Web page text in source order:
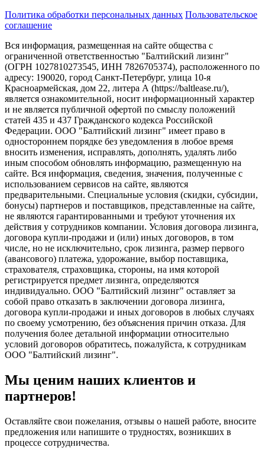
Политика обработки персональных данных Пользовательское
соглашение
Вся информация, размещенная на сайте общества с
ограниченной ответственностью "Балтийский лизинг"
(ОГРН 1027810273545, ИНН 7826705374), расположенного по
адресу: 190020, город Санкт-Петербург, улица 10-я
Красноармейская, дом 22, литера А (https://baltlease.ru/),
является ознакомительной, носит информационный характер
и не является публичной офертой по смыслу положений
статей 435 и 437 Гражданского кодекса Российской
Федерации. ООО "Балтийский лизинг" имеет право в
одностороннем порядке без уведомления в любое время
вносить изменения, исправлять, дополнять, удалять либо
иным способом обновлять информацию, размещенную на
сайте. Вся информация, сведения, значения, полученные с
использованием сервисов на сайте, являются
предварительными. Специальные условия (скидки, субсидии,
бонусы) партнеров и поставщиков, представленные на сайте,
не являются гарантированными и требуют уточнения их
действия у сотрудников компании. Условия договора лизинга,
договора купли-продажи и (или) иных договоров, в том
числе, но не исключительно, срок лизинга, размер первого
(авансового) платежа, удорожание, выбор поставщика,
страхователя, страховщика, стороны, на имя которой
регистрируется предмет лизинга, определяются
индивидуально. ООО "Балтийский лизинг" оставляет за
собой право отказать в заключении договора лизинга,
договора купли-продажи и иных договоров в любых случаях
по своему усмотрению, без объяснения причин отказа. Для
получения более детальной информации относительно
условий договоров обратитесь, пожалуйста, к сотрудникам
ООО "Балтийский лизинг".
Мы ценим наших клиентов и
партнеров!
Оставляйте свои пожелания, отзывы о нашей работе, вносите
предложения или напишите о трудностях, возникших в
процессе сотрудничества.